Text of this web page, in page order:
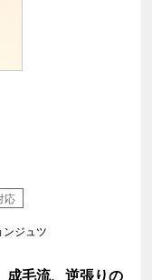
応
ジュツ
毛流、逆張りの